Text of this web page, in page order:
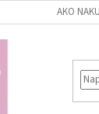
AKO